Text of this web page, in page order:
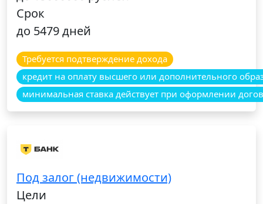
Срок
до 5479 дней
Требуется подтверждение дохода
кредит на оплату высшего или дополнительного
минимальная ставка действует при оформлении
Под залог (недвижимости)
Цели